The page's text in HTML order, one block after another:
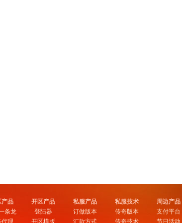
产品
条龙
代理
开区产品
登陆器
开区模版
私服产品
订做版本
汇款方式
私服技术
传奇版本
传奇技术
周边产品
支付平台
节日活动